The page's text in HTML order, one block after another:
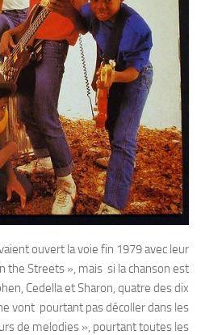
ouvert la voie fin 1979 avec leur
the Streets », mais si la chanson est
Cedella et Sharon, quatre des dix
vont pourtant pas décoller dans les
de melodies », pourtant toutes les